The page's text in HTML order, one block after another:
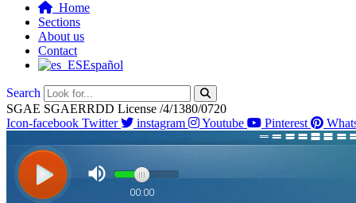
Home
Sections
About us
Contact
Español
Search
SGAE SGAERRDD License /4/1380/0720
Icon-facebook Twitter instagram Youtube Pinterest